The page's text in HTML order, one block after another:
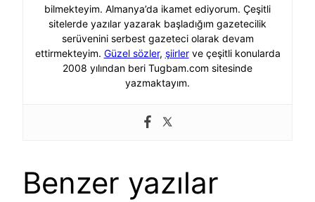
bilmekteyim. Almanya’da ikamet ediyorum. Çeşitli
sitelerde yazılar yazarak başladığım gazetecilik
serüvenini serbest gazeteci olarak devam
ettirmekteyim. Güzel sözler, şiirlerve çeşitli konularda
2008 yılından beri Tugbam.com sitesinde
yazmaktayım.
Benzer yazılar